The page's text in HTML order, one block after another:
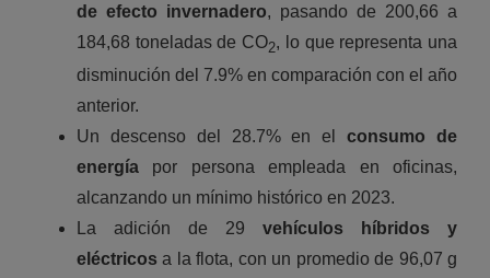
de efecto invernadero, pasando de 200,66 a
184,68 toneladas de CO2, lo que representa una
disminución del 7.9% en comparación con el año
anterior.
Un descenso del 28.7% en elconsumo de
energíapor persona empleada en oficinas,
alcanzando un mínimo histórico en 2023.
La adición de 29vehículos híbridos y
eléctricos a la flota, con un promedio de 96,07 g